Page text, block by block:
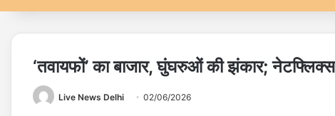
‘तवायफों’ का बाजार, घुंघरुओं की झंकार;
Live News Delhi 02/06/2026